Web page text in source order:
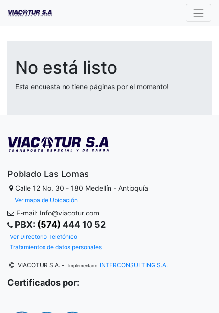
No está listo
Esta encuesta no tiene páginas por el momento!
Poblado Las Lomas
Calle 12 No. 30 - 180 Medellín - Antioquía
Ver mapa de Ubicación
E-mail: Info@viacotur.com
PBX: (574) 444 10 52
Ver Directorio Telefónico
Tratamientos de datos personales
VIACOTUR S.A. - Implementado INTERCONSULTING S.A.
Certificados por: